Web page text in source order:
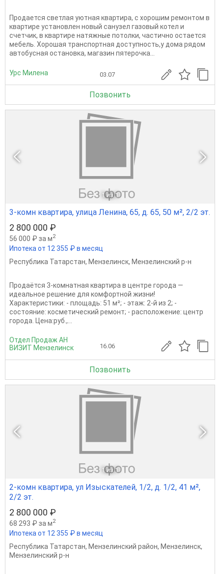
Продается светлая уютная квартира, с хорошим ремонтом в
квартире установлен новый санузел газовый котел и
счетчик, в квартире натяжные потолки, частично остается
мебель. Хорошая транспортная доступность,у дома рядом
автобусная остановка, магазин пятерочка...
Урс Милена 03.07
Позвонить
1 из 1
3-комн квартира, улица Ленина, 65, д. 65, 50 м², 2/2 эт.
2 800 000 ₽
56 000 ₽ за м2
Ипотека от 12 355 ₽ в месяц
Республика Татарстан, Мензелинск, Мензелинский р-н
Продаётся 3‑комнатная квартира в центре города —
идеальное решение для комфортной жизни!
Характеристики: - площадь: 51 м²; - этаж: 2‑й из 2; -
состояние: косметический ремонт; - расположение: центр
города. Цена:руб.,...
Отдел Продаж АН
ВИЗИТ Мензелинск
16.06
Позвонить
1 из 1
2-комн квартира, ул Изыскателей, 1/2, д. 1/2, 41 м²,
2/2 эт.
2 800 000 ₽
68 293 ₽ за м2
Ипотека от 12 355 ₽ в месяц
Республика Татарстан, Мензелинский район, Мензелинск,
Мензелинский р-н